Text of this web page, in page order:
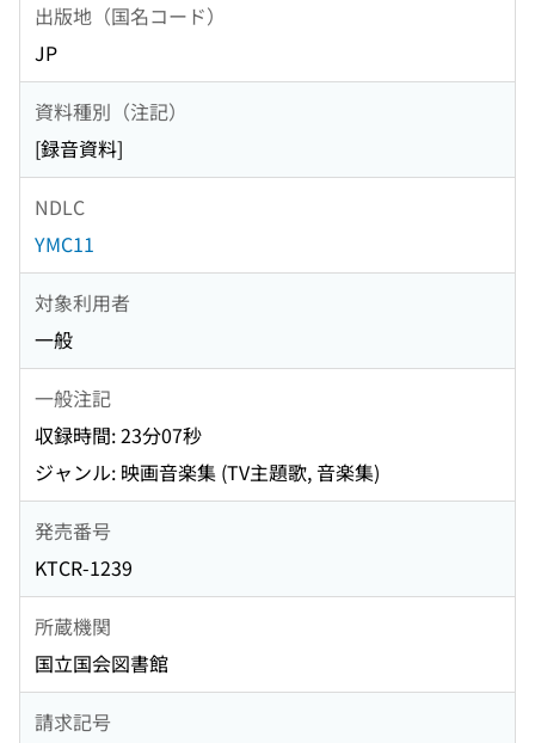
出版地（国名コード）
JP
資料種別（注記）
[録音資料]
NDLC
YMC11
対象利用者
一般
一般注記
収録時間: 23分07秒
ジャンル: 映画音楽集 (TV主題歌, 音楽集)
発売番号
KTCR-1239
所蔵機関
国立国会図書館
請求記号